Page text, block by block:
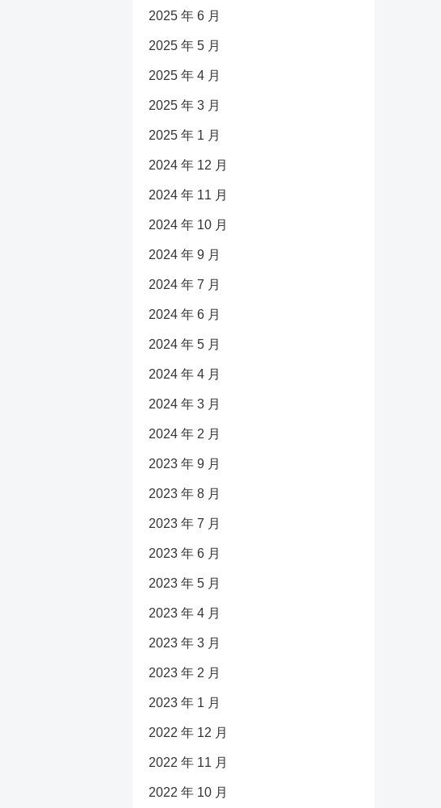
2025 年 6 月
2025 年 5 月
2025 年 4 月
2025 年 3 月
2025 年 1 月
2024 年 12 月
2024 年 11 月
2024 年 10 月
2024 年 9 月
2024 年 7 月
2024 年 6 月
2024 年 5 月
2024 年 4 月
2024 年 3 月
2024 年 2 月
2023 年 9 月
2023 年 8 月
2023 年 7 月
2023 年 6 月
2023 年 5 月
2023 年 4 月
2023 年 3 月
2023 年 2 月
2023 年 1 月
2022 年 12 月
2022 年 11 月
2022 年 10 月